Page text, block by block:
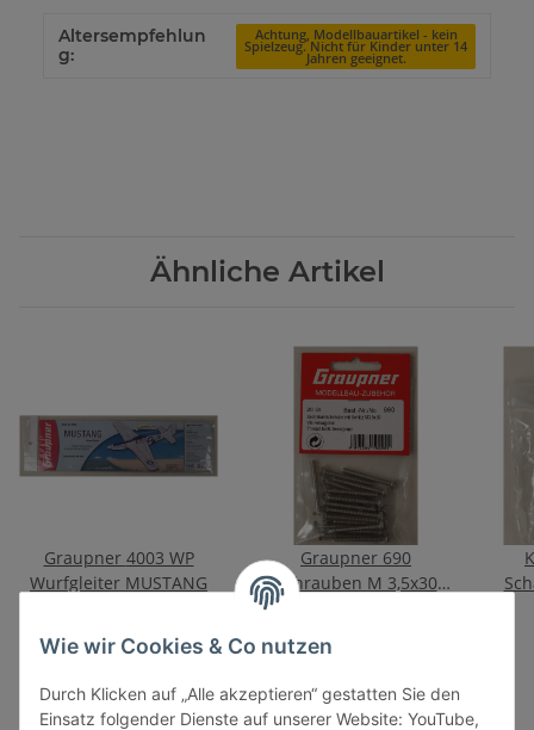
Altersempfehlun
g:
Achtung, Modellbauartikel - kein
Spielzeug. Nicht für Kinder unter 14
Jahren geeignet.
Ähnliche Artikel
Graupner 4003 WP
Wurfgleiter MUSTANG
Graupner 690
Schrauben M 3,5x30
Sechskantschrauben
Wie wir Cookies & Co nutzen
Durch Klicken auf „Alle akzeptieren“ gestatten Sie den
Einsatz folgender Dienste auf unserer Website: YouTube,